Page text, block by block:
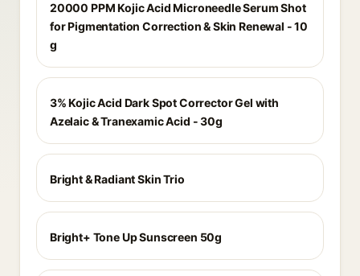
20000 PPM Kojic Acid Microneedle Serum Shot
for Pigmentation Correction & Skin Renewal - 10
g
3% Kojic Acid Dark Spot Corrector Gel with
Azelaic & Tranexamic Acid - 30g
Bright & Radiant Skin Trio
Bright+ Tone Up Sunscreen 50g